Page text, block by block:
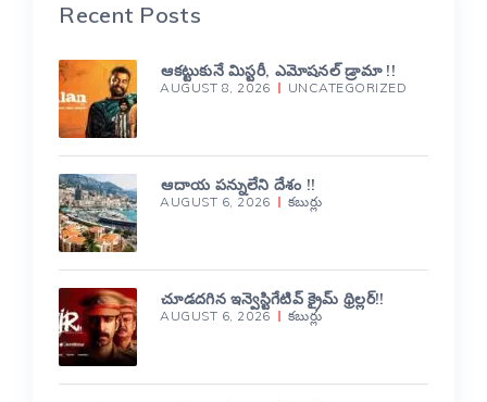
Recent Posts
ఆకట్టుకునే మిస్టరీ, ఎమోషనల్ డ్రామా !!
AUGUST 8, 2026 UNCATEGORIZED
ఆదాయ పన్నులేని దేశం !!
AUGUST 6, 2026 కబుర్లు
చూడదగిన ఇన్వెస్టిగేటివ్ క్రైమ్ థ్రిల్లర్!!
AUGUST 6, 2026 కబుర్లు